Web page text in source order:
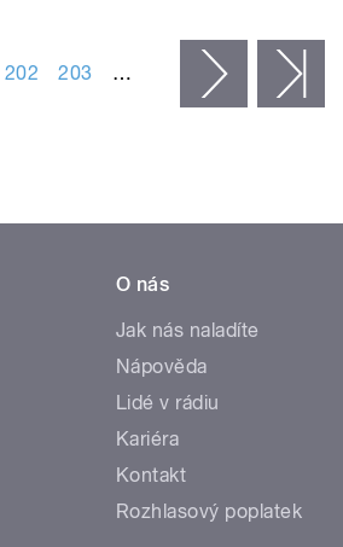
202 203 … následující ›
O nás
Jak nás naladíte
Nápověda
Lidé v rádiu
Kariéra
Kontakt
Rozhlasový poplatek